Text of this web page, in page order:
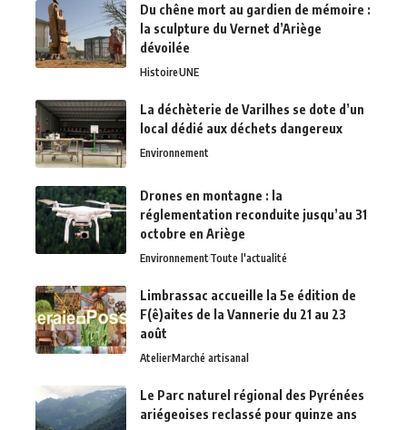
Du chêne mort au gardien de mémoire :
la sculpture du Vernet d’Ariège
dévoilée
HistoireUNE
La déchèterie de Varilhes se dote d’un
local dédié aux déchets dangereux
Environnement
Drones en montagne : la
réglementation reconduite jusqu’au 31
octobre en Ariège
EnvironnementToute l'actualité
Limbrassac accueille la 5e édition de
F(ê)aites de la Vannerie du 21 au 23
août
AtelierMarché artisanal
Le Parc naturel régional des Pyrénées
ariégeoises reclassé pour quinze ans